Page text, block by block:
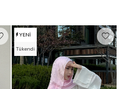
YENI
Tükendi